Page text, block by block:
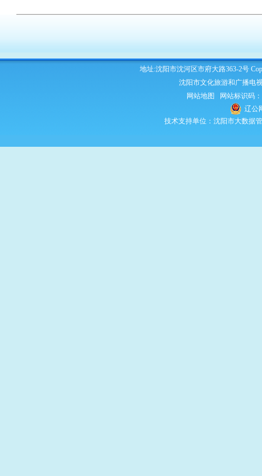
地址:沈阳市沈河区市府大路363-2号
沈阳市文化旅游和广播电
网站地图
网站标识码
辽公
技术支持单位：沈阳市大数据